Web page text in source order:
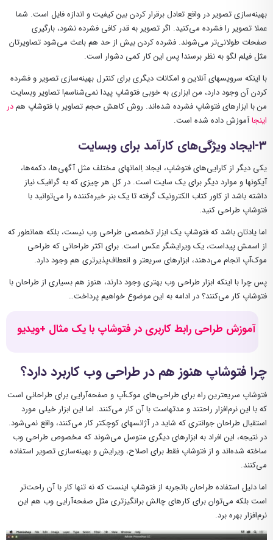
بهینه‌سازی تصویر در واقع تعادل برقرار کردن بین کیفیت و اندازه فایل است. شما
عملا تصویر را فشرده می‌کنید. اگر تصویر به قدر کافی فشرده نشود، بارگیری
صفحات طولانی‌تر می‌شوند. فشرده کردن بیش از حد هم باعث می‌شود تصاویرتان
مثل فیلم لگو به نظر برسند! پس این کار کمی دشوار است.
با اینکه سرویسهای آنلاین و امکانات دیگری برای کنترل بهینه‌سازی تصویر و فشرده
کردن آن وجود دارد، من ابزاری به خوبی فتوشاپ پیدا نمی‌شناسم! تصاویر وبسایت
من با ابزارهای فتوشاپ فشرده شده‌اند. روش کاهش حجم تصاویر با فتوشاپ همدر
اینجاآموزش داده شده است.
۳-ایجاد ویژگی‌های کارآمد برای وبسایت
یکی دیگر از کارایی‌های فتوشاپ، ایجاد اِلمانهای مختلف مثل آگهی‌ها، دکمه‌ها،
آیکونها و موارد دیگر برای یک سایت است. در کل هر چیزی که به گرافیک نیاز
داشته باشد از کاور کتاب الکترونیک گرفته تا یک بنر خیره‌کننده را می‌توانید با
فتوشاپ طراحی کنید.
اما یادتان باشد که فتوشاپ یک ابزار تخصصی طراحی وب نیست، بلکه همانطور که
از اسمش پیداست، یک ویرایشگر عکس است. برای اکثر طراحانی که طراحی
موک‌آپ انجام می‌دهند، ابزارهای سریعتر و انعطاف‌پذیرتری هم وجود دارد.
پس چرا با اینکه ابزار طراحی وب بهتری وجود دارند، هنوز هم بسیاری از طراحان با
فتوشاپ کار می‌کنند؟ در ادامه به این موضوع خواهیم پرداخت…
آموزش طراحی رابط کاربری در فتوشاپ با یک مثال +ویدیو
چرا فتوشاپ هنوز هم در طراحی وب کاربرد دارد؟
فتوشاپ سریعترین راه برای طراحی‌های موک‌آپ و صفحه‌آرایی برای طراحانی است
که با این نرم‌افزار راحتند و مدتهاست با آن کار می‌کنند. اما این ابزار خیلی مورد
استقبال طراحان جوانتری که شاید در آژانسهای کوچکتر کار می‌کنند، واقع نمی‌شود.
در نتیجه، این افراد به ابزارهای دیگری متوسل می‌شوند که مخصوص طراحی وب
ساخته شده‌اند و از فتوشاپ فقط برای اصلاح، ویرایش و بهینه‌سازی تصویر استفاده
می‌‌کنند.
اما دلیل استفاده طراحان باتجربه از فتوشاپ اینست که نه تنها کار با آن راحت‌تر
است بلکه می‌توان برای کارهای چالش برانگیز‌تری مثل صفحه‌آرایی وب هم این
نرم‌افزار بهره برد.